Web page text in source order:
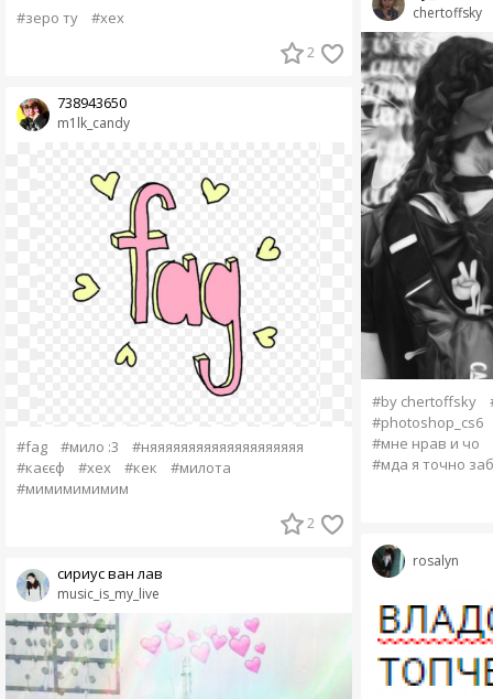
#зеро ту #хех
2
m1lk_candy
738943650
#fag #мило :3
#няяяяяяяяяяяяяяяяяяяя
#каєєф
#хех #кек
#милота
#мимимимимим
2
music_is_my_live
сириус ван лав
chertoffsky
#by chertoffsky
#photoshop_cs6
#мне нрав и чо
#мда я точно
rosalyn